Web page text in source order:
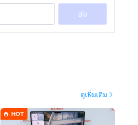
ส่ง
ดูเพิ่มเติม
HOT